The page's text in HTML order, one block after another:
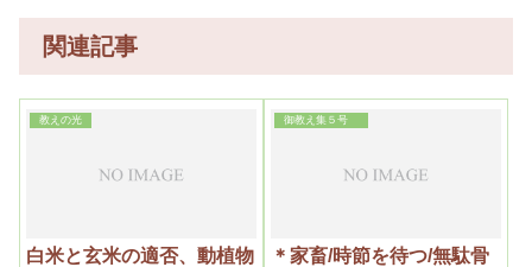
関連記事
教えの光
白米と玄米の適否、動植物
御教え集５号
＊家畜/時節を待つ/無駄骨